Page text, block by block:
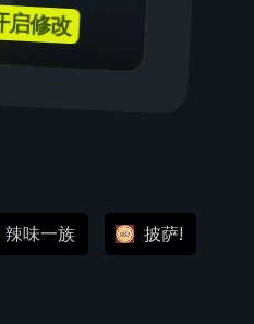
启修改
辣味一族 披萨!